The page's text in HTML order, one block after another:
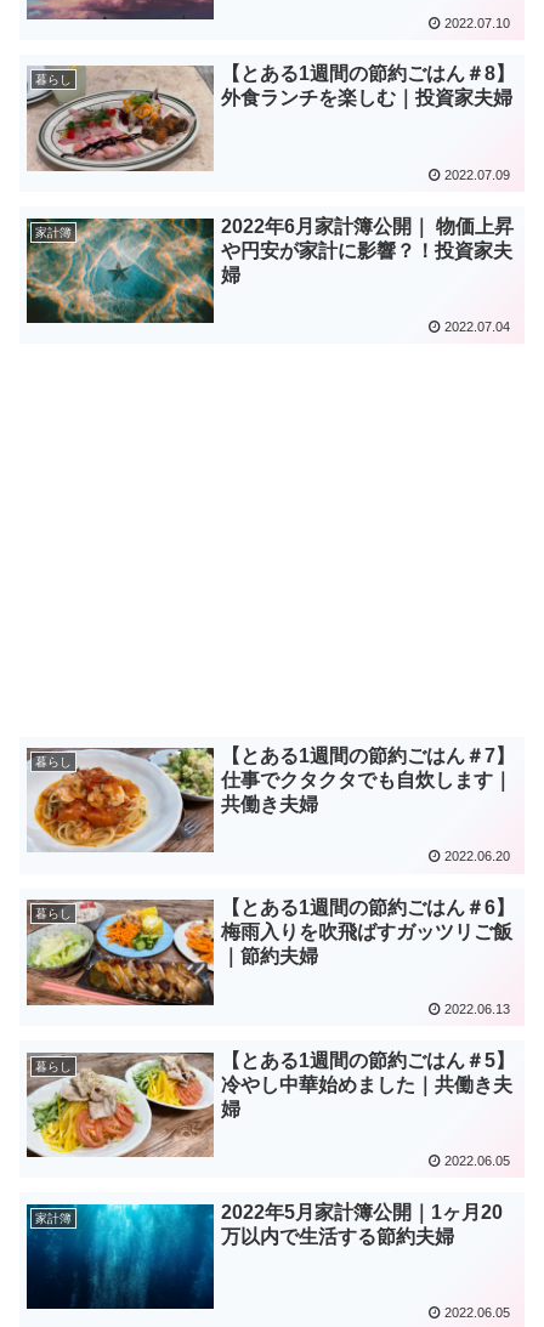
2022.07.10
暮らし
【とある1週間の節約ごはん＃8】
外食ランチを楽しむ｜投資家夫婦
2022.07.09
家計簿
2022年6月家計簿公開｜ 物価上昇
や円安が家計に影響？！投資家夫
婦
2022.07.04
暮らし
【とある1週間の節約ごはん＃7】
仕事でクタクタでも自炊します｜
共働き夫婦
2022.06.20
暮らし
【とある1週間の節約ごはん＃6】
梅雨入りを吹飛ばすガッツリご飯
｜節約夫婦
2022.06.13
暮らし
【とある1週間の節約ごはん＃5】
冷やし中華始めました｜共働き夫
婦
2022.06.05
家計簿
2022年5月家計簿公開｜1ヶ月20
万以内で生活する節約夫婦
2022.06.05